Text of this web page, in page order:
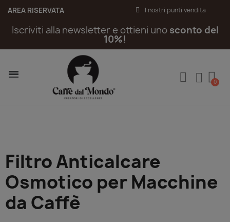
AREA RISERVATA I nostri punti vendita
Iscriviti alla newsletter e ottieni unosconto del
10%!
Filtro Anticalcare
Osmotico per Macchine
da Caffè